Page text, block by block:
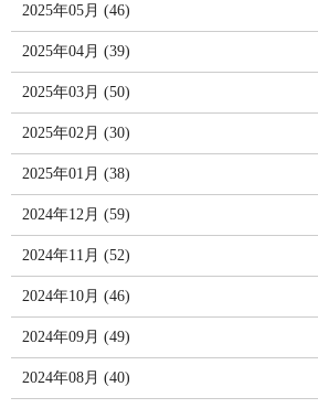
2025年05月 (46)
2025年04月 (39)
2025年03月 (50)
2025年02月 (30)
2025年01月 (38)
2024年12月 (59)
2024年11月 (52)
2024年10月 (46)
2024年09月 (49)
2024年08月 (40)